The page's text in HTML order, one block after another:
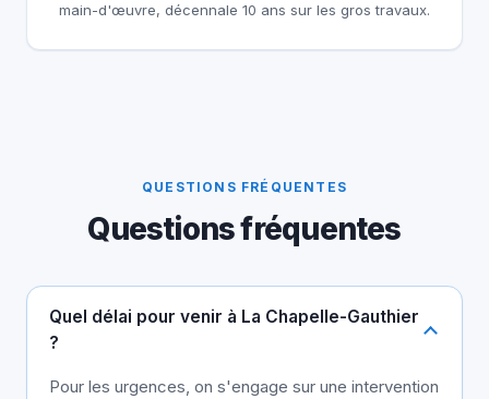
main-d'œuvre, décennale 10 ans sur les gros travaux.
QUESTIONS FRÉQUENTES
Questions fréquentes
Quel délai pour venir à La Chapelle-Gauthier
?
Pour les urgences, on s'engage sur une intervention